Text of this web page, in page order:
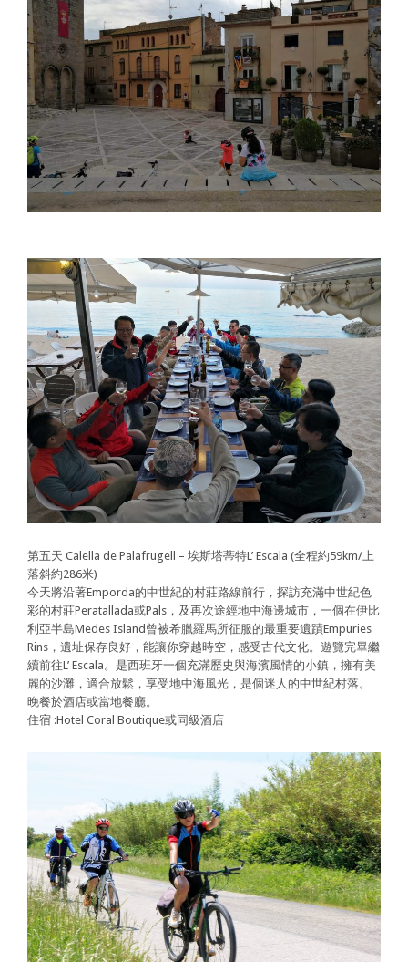
第五天 Calella de Palafrugell – 埃斯塔蒂特L’ Escala (全程約59km/上
落斜約286米)
今天將沿著Emporda的中世紀的村莊路線前行，探訪充滿中世紀色
彩的村莊Peratallada或Pals，及再次途經地中海邊城市，一個在伊比
利亞半島Medes Island曾被希臘羅馬所征服的最重要遺蹟Empuries
Rins，遺址保存良好，能讓你穿越時空，感受古代文化。遊覽完畢繼
續前往L’ Escala。是西班牙一個充滿歷史與海濱風情的小鎮，擁有美
麗的沙灘，適合放鬆，享受地中海風光，是個迷人的中世紀村落。
晚餐於酒店或當地餐廳。
住宿 :Hotel Coral Boutique或同級酒店